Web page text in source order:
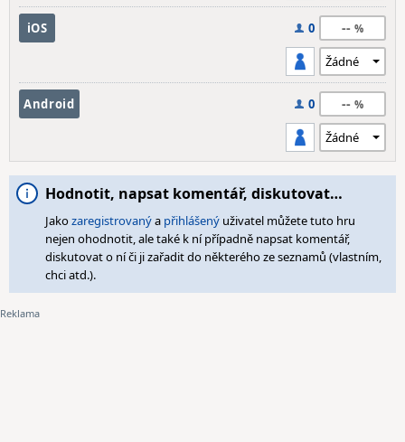
iOS 0 --
Android 0 --
Hodnotit, napsat komentář, diskutovat…
Jakozaregistrovanýa přihlášený uživatel můžete tuto hru
nejen ohodnotit, ale také k ní případně napsat komentář,
diskutovat o ní či ji zařadit do některého ze seznamů (vlastním,
chci atd.).